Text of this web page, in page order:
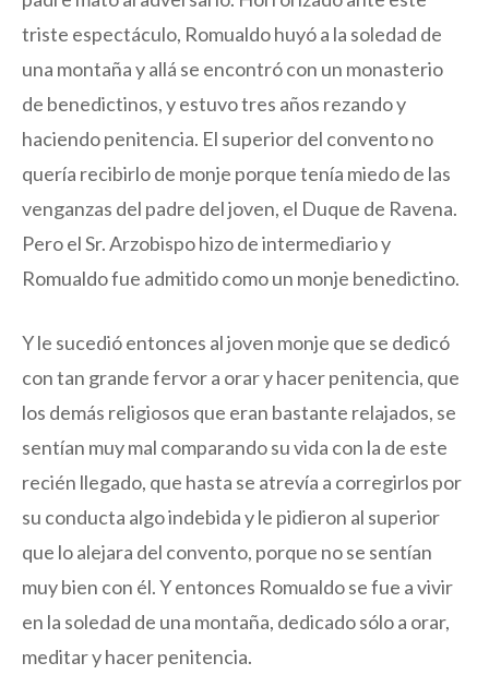
triste espectáculo, Romualdo huyó a la soledad de
una montaña y allá se encontró con un monasterio
de benedictinos, y estuvo tres años rezando y
haciendo penitencia. El superior del convento no
quería recibirlo de monje porque tenía miedo de las
venganzas del padre del joven, el Duque de Ravena.
Pero el Sr. Arzobispo hizo de intermediario y
Romualdo fue admitido como un monje benedictino.
Y le sucedió entonces al joven monje que se dedicó
con tan grande fervor a orar y hacer penitencia, que
los demás religiosos que eran bastante relajados, se
sentían muy mal comparando su vida con la de este
recién llegado, que hasta se atrevía a corregirlos por
su conducta algo indebida y le pidieron al superior
que lo alejara del convento, porque no se sentían
muy bien con él. Y entonces Romualdo se fue a vivir
en la soledad de una montaña, dedicado sólo a orar,
meditar y hacer penitencia.